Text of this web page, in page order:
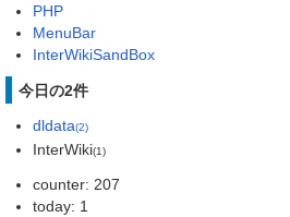
PHP
MenuBar
InterWikiSandBox
今日の2件
dldata(2)
InterWiki(1)
counter: 207
today: 1